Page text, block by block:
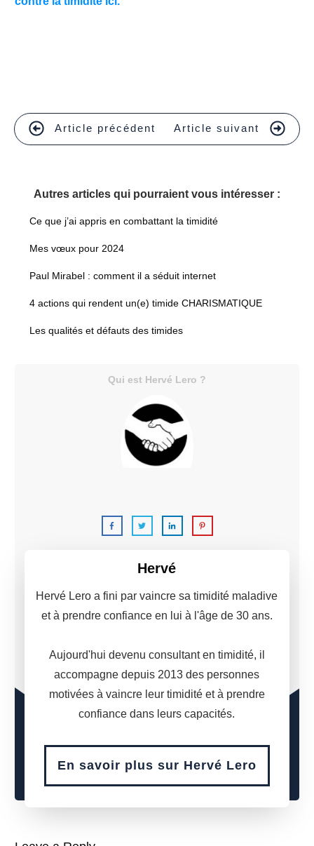
Article précédent Article suivant
Autres articles qui pourraient vous intéresser :
Ce que j’ai appris en combattant la timidité
Mes vœux pour 2024
Paul Mirabel : comment il a séduit internet
4 actions qui rendent un(e) timide CHARISMATIQUE
Les qualités et défauts des timides
Qui est Hervé Lero ?
Hervé Lero.
Hervé
Hervé Lero a fini par vaincre sa timidité maladive
et à prendre confiance en lui à l'âge de 30 ans.
Aujourd'hui devenu consultant en timidité, il
accompagne depuis 2013 des personnes
motivées à vaincre leur timidité et à prendre
confiance dans leurs capacités.
En savoir plus sur Hervé Lero